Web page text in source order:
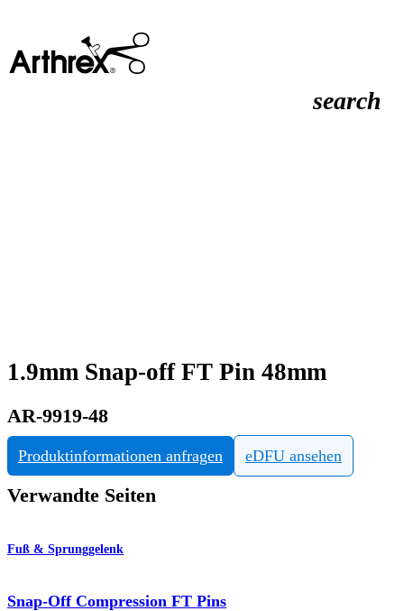
search
1.9mm Snap-off FT Pin 48mm
AR-9919-48
Produktinformationen anfragen eDFU ansehen
Verwandte Seiten
Fuß & Sprunggelenk
Snap-Off Compression FT Pins